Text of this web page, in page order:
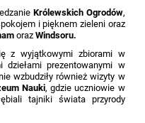
Królewskich Ogrodów,
i pięknem zieleni oraz
orazWindsoru.
z wyjątkowymi zbiorami w
prezentowanymi w
wzbudziły również wizyty w
Nauki, gdzie uczniowie w
tajniki świata przyrody